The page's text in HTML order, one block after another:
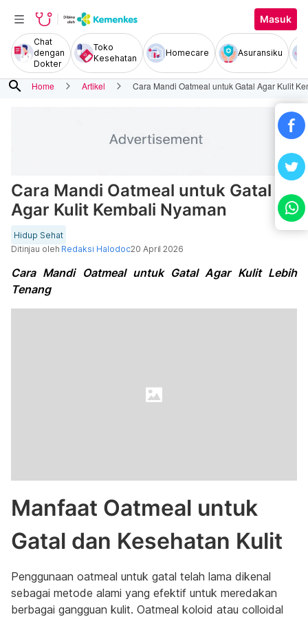
Masuk
Chat
dengan
Dokter
Toko
Kesehatan
Homecare Asuransiku
search Home Artikel Cara Mandi Oatmeal untuk Gatal Agar Kulit
Cara Mandi Oatmeal untuk Gatal
Agar Kulit Kembali Nyaman
Hidup Sehat
Ditinjau oleh Redaksi Halodoc20 April 2026
Cara Mandi Oatmeal untuk Gatal Agar Kulit Lebih
Tenang
Manfaat Oatmeal untuk
Gatal dan Kesehatan Kulit
Penggunaan oatmeal untuk gatal telah lama dikenal
sebagai metode alami yang efektif untuk meredakan
berbagai gangguan kulit. Oatmeal koloid atau colloidal